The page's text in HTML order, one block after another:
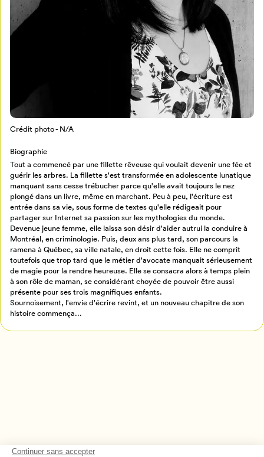
Programmation
Billetterie
Retour à l’accueil
Crédit photo - N/A
Biographie
Tout a commencé par une fillette rêveuse qui voulait devenir une fée et
guérir les arbres. La fillette s'est transformée en adolescente lunatique
manquant sans cesse trébucher parce qu'elle avait toujours le nez
plongé dans un livre, même en marchant. Peu à peu, l'écriture est
entrée dans sa vie, sous forme de textes qu'elle rédigeait pour
partager sur Internet sa passion sur les mythologies du monde.
Devenue jeune femme, elle laissa son désir d'aider autrui la conduire à
Montréal, en criminologie. Puis, deux ans plus tard, son parcours la
ramena à Québec, sa ville natale, en droit cette fois. Elle ne comprit
toutefois que trop tard que le métier d'avocate manquait sérieusement
de magie pour la rendre heureuse. Elle se consacra alors à temps plein
à son rôle de maman, se considérant choyée de pouvoir être aussi
présente pour ses trois magnifiques enfants.
Sournoisement, l'envie d'écrire revint, et un nouveau chapitre de son
histoire commença...
Pour enregistrer vos favoris,
connectez-vous ou créez votre profil
Se connecter
Créer un profil
Annuler